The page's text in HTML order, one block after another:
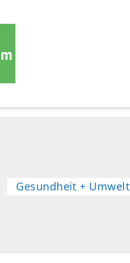
Gesundheit + Umwelt